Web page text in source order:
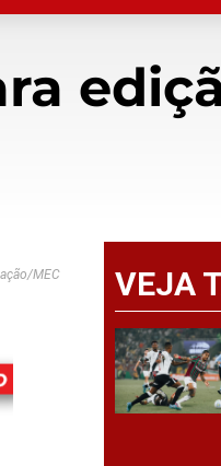
MEC VEJA